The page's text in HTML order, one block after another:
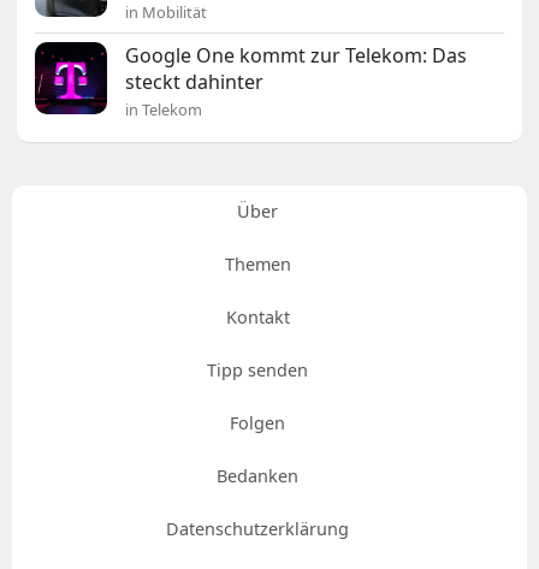
in Mobilität
Google One kommt zur Telekom: Das
steckt dahinter
in Telekom
Über
Themen
Kontakt
Tipp senden
Folgen
Bedanken
Datenschutzerklärung